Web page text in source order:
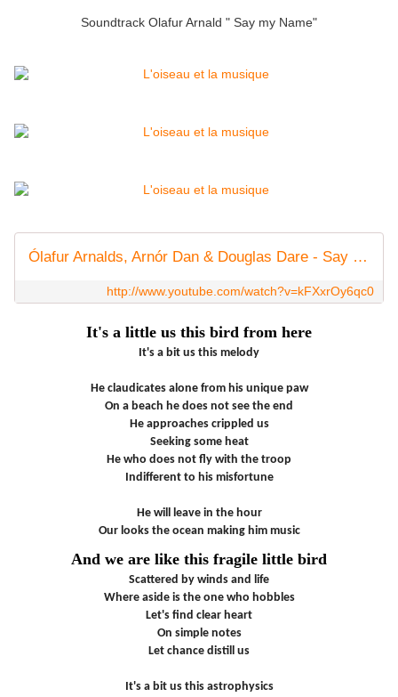
Soundtrack Olafur Arnald " Say my Name"
Ólafur Arnalds, Arnór Dan & Douglas Dare - Say My Name
http://www.youtube.com/watch?v=kFXxrOy6qc0
It's a little us this bird from here
It's a bit us this melody
He claudicates alone from his unique paw
On a beach he does not see the end
He approaches crippled us
Seeking some heat
He who does not fly with the troop
Indifferent to his misfortune
He will leave in the hour
Our looks the ocean making him music
And we are like this fragile little bird
Scattered by winds and life
Where aside is the one who hobbles
Let's find clear heart
On simple notes
Let chance distill us
It's a bit us this astrophysics